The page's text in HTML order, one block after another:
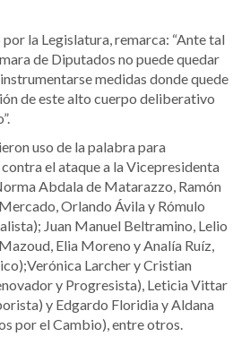
la Legislatura, remarca: “Ante tal
de Diputados no puede quedar
medidas donde quede
de este alto cuerpo deliberativo
uso de la palabra para
el ataque a la Vicepresidenta
Abdala de Matarazzo, Ramón
Orlando Ávila y Rómulo
Juan Manuel Beltramino, Lelio
Elia Moreno y Analía Ruíz,
Larcher y Cristian
y Progresista), Leticia Vittar
y Edgardo Floridia y Aldana
por el Cambio), entre otros.